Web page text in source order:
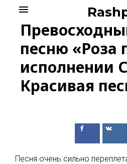
content
menu
песню «Роза
исполнении
Красивая
Поделиться
Песня очень сильно